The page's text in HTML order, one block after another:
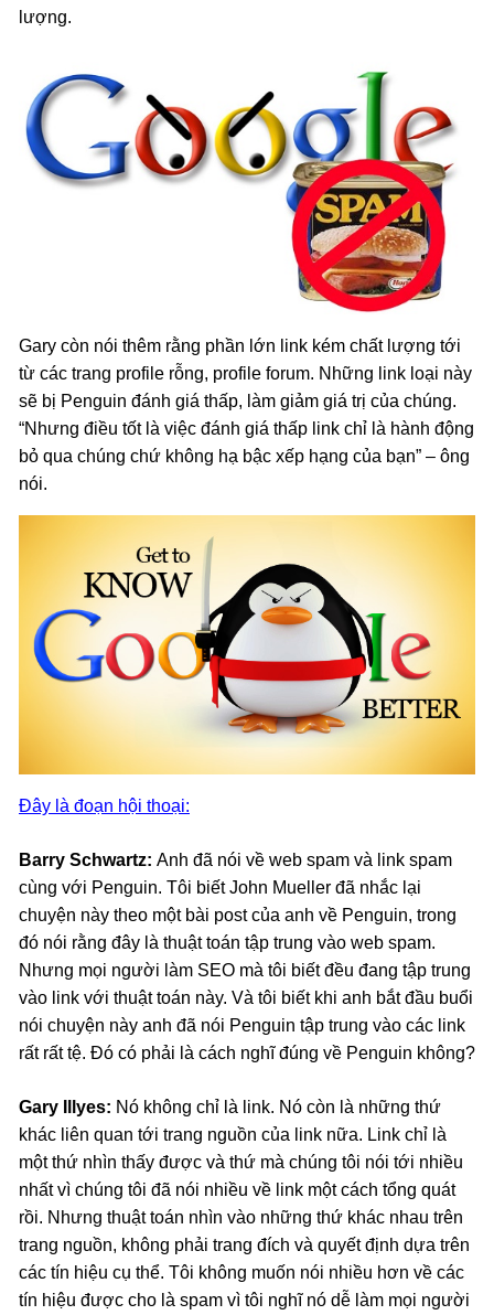
lượng.
Gary còn nói thêm rằng phần lớn link kém chất lượng tới
từ các trang profile rỗng, profile forum. Những link loại này
sẽ bị Penguin đánh giá thấp, làm giảm giá trị của chúng.
“Nhưng điều tốt là việc đánh giá thấp link chỉ là hành động
bỏ qua chúng chứ không hạ bậc xếp hạng của bạn” – ông
nói.
Đây là đoạn hội thoại:
Barry Schwartz: Anh đã nói về web spam và link spam
cùng với Penguin. Tôi biết John Mueller đã nhắc lại
chuyện này theo một bài post của anh về Penguin, trong
đó nói rằng đây là thuật toán tập trung vào web spam.
Nhưng mọi người làm SEO mà tôi biết đều đang tập trung
vào link với thuật toán này. Và tôi biết khi anh bắt đầu buổi
nói chuyện này anh đã nói Penguin tập trung vào các link
rất rất tệ. Đó có phải là cách nghĩ đúng về Penguin không?
Gary Illyes: Nó không chỉ là link. Nó còn là những thứ
khác liên quan tới trang nguồn của link nữa. Link chỉ là
một thứ nhìn thấy được và thứ mà chúng tôi nói tới nhiều
nhất vì chúng tôi đã nói nhiều về link một cách tổng quát
rồi. Nhưng thuật toán nhìn vào những thứ khác nhau trên
trang nguồn, không phải trang đích và quyết định dựa trên
các tín hiệu cụ thể. Tôi không muốn nói nhiều hơn về các
tín hiệu được cho là spam vì tôi nghĩ nó dễ làm mọi người